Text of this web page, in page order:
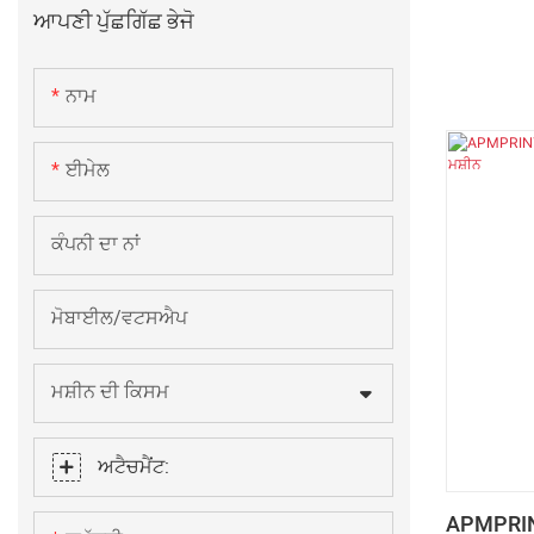
ਆਪਣੀ ਪੁੱਛਗਿੱਛ ਭੇਜੋ
ਨਾਮ
ਈਮੇਲ
ਕੰਪਨੀ ਦਾ ਨਾਂ
ਮੋਬਾਈਲ/ਵਟਸਐਪ
ਮਸ਼ੀਨ ਦੀ ਕਿਸਮ
ਅਟੈਚਮੈਂਟ: